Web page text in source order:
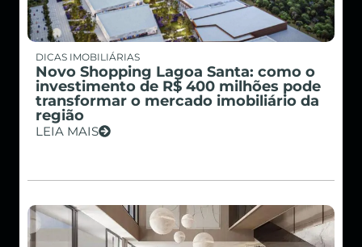
DICAS IMOBILIÁRIAS
Novo Shopping Lagoa Santa: como o
investimento de R$ 400 milhões pode
transformar o mercado imobiliário da
região
LEIA MAIS